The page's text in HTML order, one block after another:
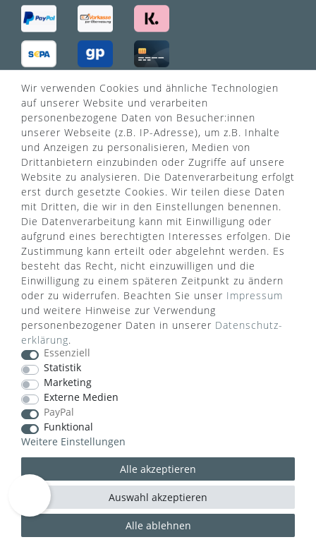
VERSANDART
WUSSTEN SIE SCHON?
Das Käufersiegel des Händlerbunds garantiert Ihnen
100%.-ige Zahlungssicherheit, größtmöglichen
Datenschutz und Geld-zurück-Garantie bei Nicht-
oder Falschlieferung.
Wir verwenden Cookies und ähnliche Technologien
auf unserer Website und verarbeiten
personenbezogene Daten von Besucher:innen
unserer Webseite (z.B. IP-Adresse), um z.B. Inhalte
und Anzeigen zu personalisieren, Medien von
Drittanbietern einzubinden oder Zugriffe auf unsere
Website zu analysieren. Die Datenverarbeitung erfolgt
erst durch gesetzte Cookies. Wir teilen diese Daten
mit Dritten, die wir in den Einstellungen benennen.
Die Datenverarbeitung kann mit Einwilligung oder
aufgrund eines berechtigten Interesses erfolgen. Die
Zustimmung kann erteilt oder abgelehnt werden. Es
besteht das Recht, nicht einzuwilligen und die
Einwilligung zu einem späteren Zeitpunkt zu ändern
oder zu widerrufen. Beachten Sie unser Impressum
und weitere Hinweise zur Verwendung
personenbezogener Daten in unserer Daten­schutz­
erklärung.
Essenziell
Statistik
Marketing
Externe Medien
PayPal
Funktional
Weitere Einstellungen
Alle akzeptieren
Alle ablehnen
Auswahl akzeptieren